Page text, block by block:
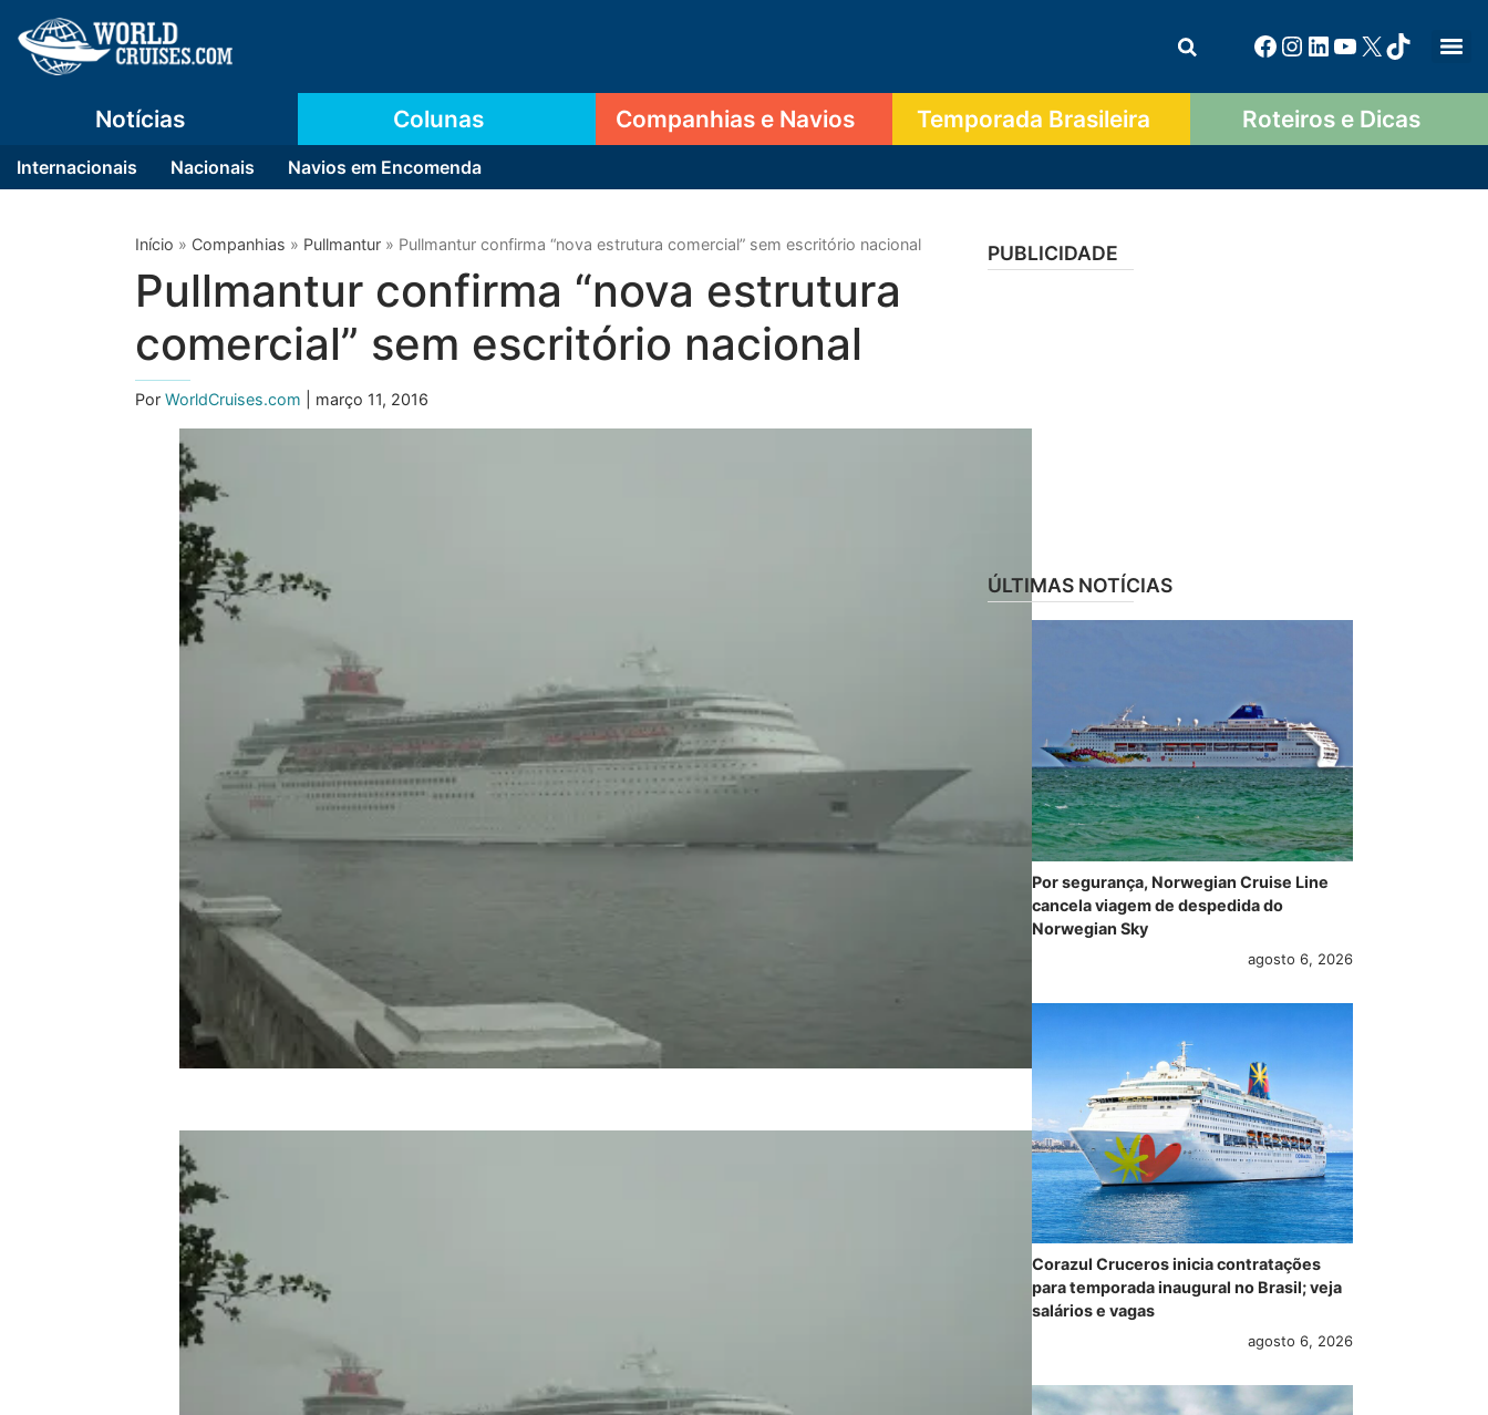
Notícias
Internacionais Nacionais Navios em Encomenda
Colunas Companhias e Navios Temporada Brasileira Roteiros e Dicas
Início » Companhias » Pullmantur » Pullmantur confirma “nova estrutura comercial” sem escritório nacional
Pullmantur confirma “nova estrutura
comercial” sem escritório nacional
Por WorldCruises.com | março 11, 2016
PUBLICIDADE
ÚLTIMAS NOTÍCIAS
Por segurança, Norwegian Cruise Line
cancela viagem de despedida do
Norwegian Sky
agosto 6, 2026
Corazul Cruceros inicia contratações
para temporada inaugural no Brasil; veja
salários e vagas
agosto 6, 2026